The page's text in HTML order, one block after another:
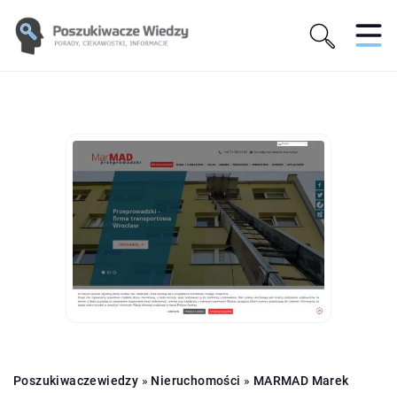
Poszukiwaczewiedzy » Nieruchomości » MARMAD Marek